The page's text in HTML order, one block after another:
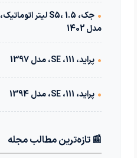
•
جک، S5، 1.5 لیتر اتوماتیک،
مدل 1402
• پراید، 111، SE، مدل 1397
• پراید، 111، SE، مدل 1394
📰 تازه‌ترین مطالب مجله